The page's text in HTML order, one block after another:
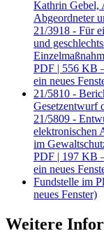
Kathrin Gebel,
Abgeordneter
21/3918 - Für
und
PDF | 556 KB
ein neues
21/5810 -
Gesetzentwurf
21/5809 -
elektronischen
im
PDF | 197 KB
ein neues
Fundstelle im
neues Fenster)
Weitere